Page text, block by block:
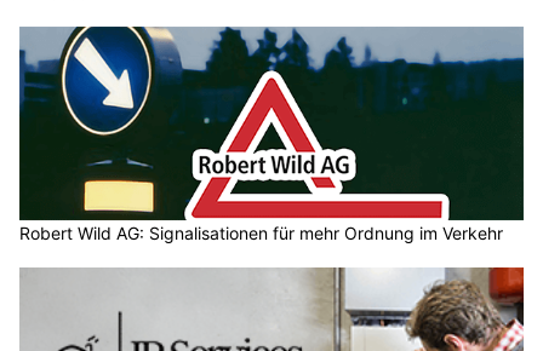
Robert Wild AG: Signalisationen für mehr Ordnung im Verkehr